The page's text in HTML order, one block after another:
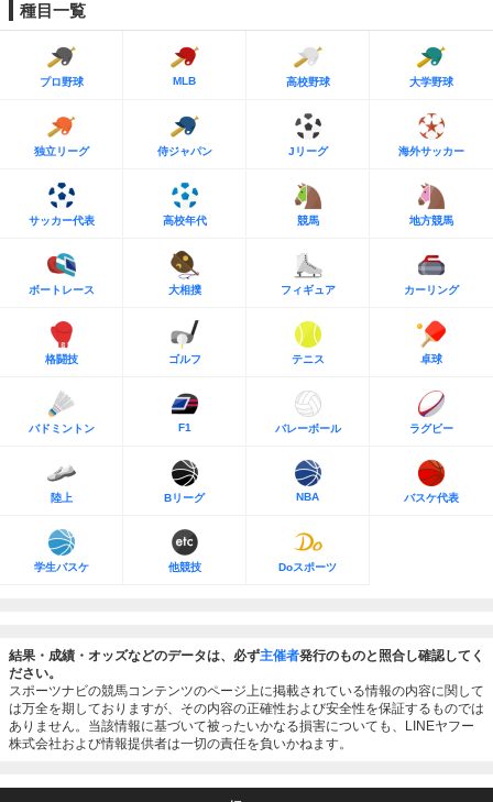
種目一覧
プロ野球 MLB 高校野球 大学野球
独立リーグ 侍ジャパン Jリーグ 海外サッカー
サッカー代表 高校年代 競馬 地方競馬
ボートレース 大相撲 フィギュア カーリング
格闘技 ゴルフ テニス 卓球
バドミントン F1 バレーボール ラグビー
陸上 Bリーグ NBA バスケ代表
学生バスケ 他競技 Doスポーツ
結果・成績・オッズなどのデータは、必ず主催者発行のものと照合し確認してく
ださい。
スポーツナビの競馬コンテンツのページ上に掲載されている情報の内容に関して
は万全を期しておりますが、その内容の正確性および安全性を保証するものでは
ありません。当該情報に基づいて被ったいかなる損害についても、LINEヤフー
株式会社および情報提供者は一切の責任を負いかねます。